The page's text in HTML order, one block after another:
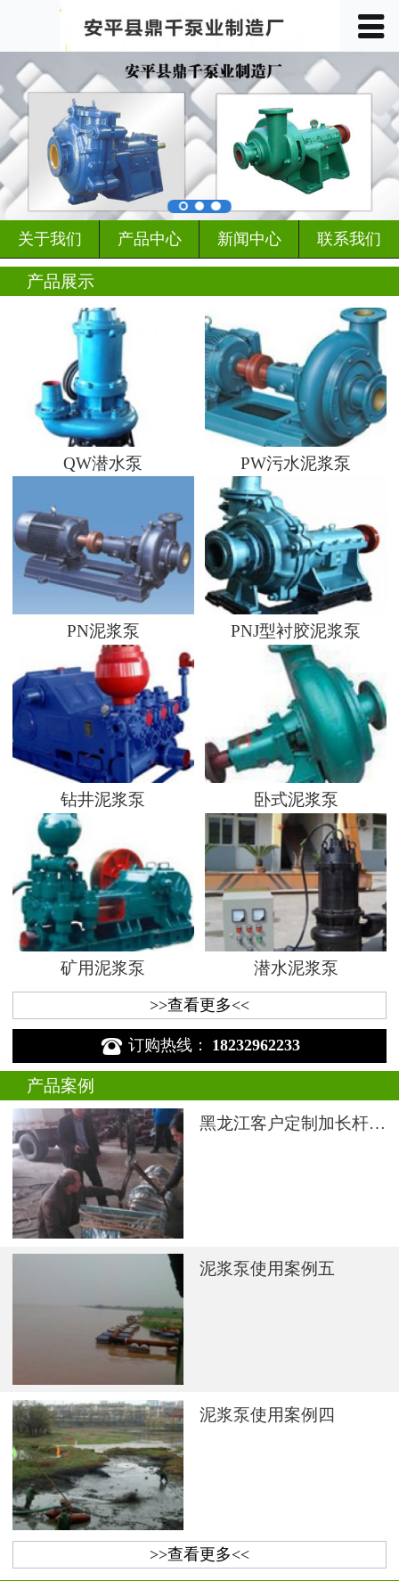
 首页
关于我们
产品中心
车间展示
客户见证
行业动态
新闻中心
联系我们
󰀥
关于我们 产品中心 新闻中心 联系我们
产品展示
QW潜水泵 PW污水泥浆泵
PN泥浆泵 PNJ型衬胶泥浆泵
钻井泥浆泵 卧式泥浆泵
矿用泥浆泵 潜水泥浆泵
>>查看更多<<
 订购热线： 18232962233
产品案例
黑龙江客户定制加长杆液下渣浆泵
泥浆泵使用案例五
泥浆泵使用案例四
>>查看更多<<